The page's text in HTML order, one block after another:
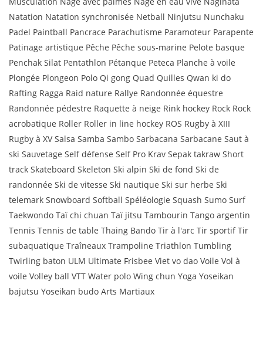
Natation Natation synchronisée Netball Ninjutsu Nunchaku
Padel Paintball Pancrace Parachutisme Paramoteur Parapente
Patinage artistique Pêche Pêche sous-marine Pelote basque
Penchak Silat Pentathlon Pétanque Peteca Planche à voile
Plongée Plongeon Polo Qi gong Quad Quilles Qwan ki do
Rafting Ragga Raid nature Rallye Randonnée équestre
Randonnée pédestre Raquette à neige Rink hockey Rock Rock
acrobatique Roller Roller in line hockey ROS Rugby à XIII
Rugby à XV Salsa Samba Sambo Sarbacana Sarbacane Saut à
ski Sauvetage Self défense Self Pro Krav Sepak takraw Short
track Skateboard Skeleton Ski alpin Ski de fond Ski de
randonnée Ski de vitesse Ski nautique Ski sur herbe Ski
telemark Snowboard Softball Spéléologie Squash Sumo Surf
Taekwondo Taï chi chuan Taï jitsu Tambourin Tango argentin
Tennis Tennis de table Thaing Bando Tir à l'arc Tir sportif Tir
subaquatique Traîneaux Trampoline Triathlon Tumbling
Twirling baton ULM Ultimate Frisbee Viet vo dao Voile Vol à
voile Volley ball VTT Water polo Wing chun Yoga Yoseikan
bajutsu Yoseikan budo Arts Martiaux